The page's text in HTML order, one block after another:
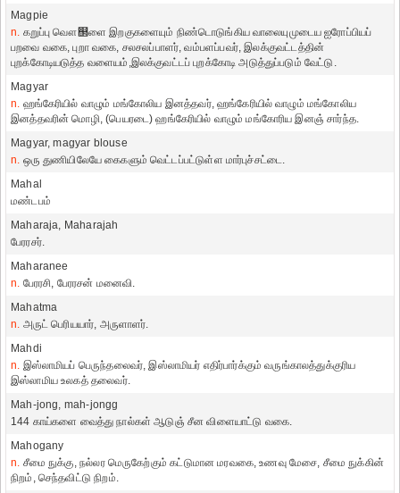
Magpie
n. கறுப்பு வௌ஢ளை இறகுகளையும் நிண்டொடுங்கிய வாலையுமுடைய ஐரோப்பியப்
பறவை வகை, புறா வகை, சலசலப்பாளர், வம்பளப்பவர், இலக்குவட்டத்தின்
புறக்கோடியடுத்த வளையம்,இலக்குவட்டப் புறக்கோடி அடுத்துப்படும் வேட்டு.
Magyar
n. ஹங்கேரியில் வாழும் மங்கோலிய இனத்தவர், ஹங்கேரியில் வாழும் மங்கோலிய
இனத்தவரின் மொழி, (பெயரடை) ஹங்கேரியில் வாழும் மங்கோரிய இனஞ் சார்ந்த.
Magyar, magyar blouse
n. ஒரு துணியிலேயே கைகளும் வெட்டப்பட்டுள்ள மார்புச்சட்டை.
Mahal
மண்டபம்
Maharaja, Maharajah
பேரரசர்.
Maharanee
n. பேரரசி, பேரரசன் மனைவி.
Mahatma
n. அருட் பெரியயார், அருளாளர்.
Mahdi
n. இஸ்லாமியப் பெருந்தலைவர், இஸ்லாமியர் எதிர்பார்க்கும் வருங்காலத்துக்குரிய
இஸ்லாமிய உலகத் தலைவர்.
Mah-jong, mah-jongg
144 காய்களை வைத்து நால்கள் ஆடுஞ் சீன விளையாட்டு வகை.
Mahogany
n. சீமை நுக்கு, நல்லர மெருகேற்கும் கட்டுமான மரவகை, உணவு மேசை, சீமை நுக்கின்
நிறம், செந்தவிட்டு நிறம்.